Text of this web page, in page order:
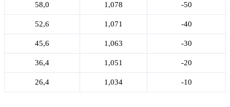
58,0 1,078 -50
52,6 1,071 -40
45,6 1,063 -30
36,4 1,051 -20
26,4 1,034 -10